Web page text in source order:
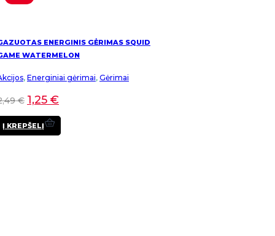
ENERGINIS GĖRIMAS SQUID
WATERMELON
, Energiniai gėrimai, Gėrimai
€ 1,25 €
Į KREPŠELĮ